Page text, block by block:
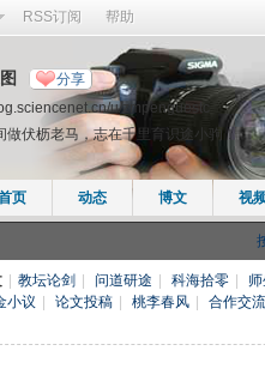
RSS订阅 帮助
分享
u/zmpenguestc
做伏枥老马，志在千里育识途小驹！
页 动态 博文 视
教坛论剑 问道研途 科海拾零
小议 论文投稿 桃李春风 合作交流